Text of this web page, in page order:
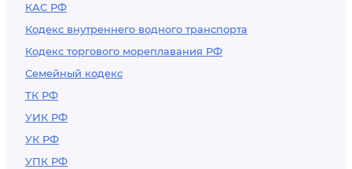
КАС РФ
Кодекс внутреннего водного транспорта
Кодекс торгового мореплавания РФ
Семейный кодекс
ТК РФ
УИК РФ
УК РФ
УПК РФ